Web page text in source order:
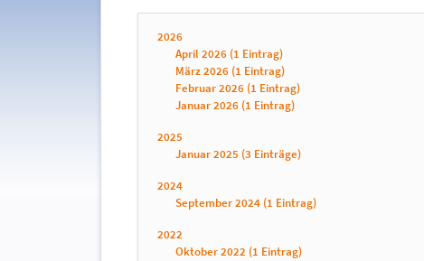
2026
April 2026 (1 Eintrag)
März 2026 (1 Eintrag)
Februar 2026 (1 Eintrag)
Januar 2026 (1 Eintrag)
2025
Januar 2025 (3 Einträge)
2024
September 2024 (1 Eintrag)
2022
Oktober 2022 (1 Eintrag)